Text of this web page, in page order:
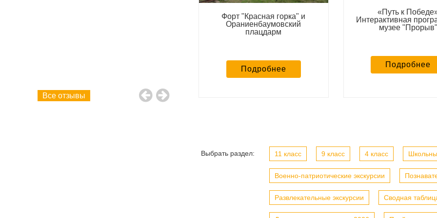
обязательно буду рекомендовать ваше
агентство для проведения праздников!
Еще раз спасибо и всех благ!
Все отзывы
Форт "Красная горка" и
Ораниенбаумовский
плацдарм
Подробнее
«Путь к
Интерактивная
музее "Прорыв"
Подробнее
Выбрать раздел: 11 класс 9 класс 4 класс
Военно-патриотические экскурсии
Развлекательные экскурсии Сводная